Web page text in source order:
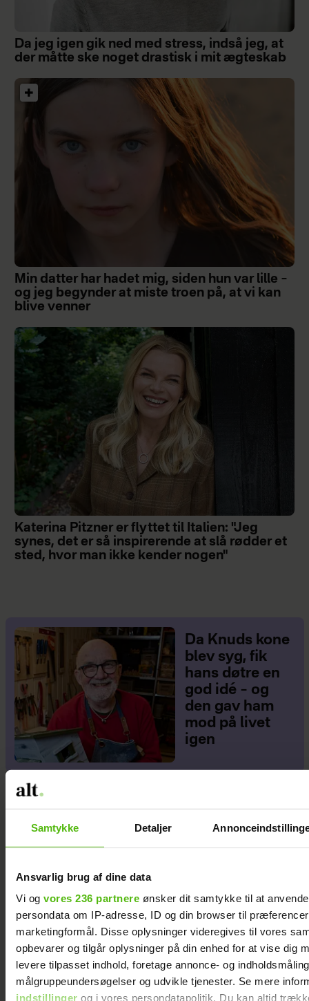
Samtykke Detaljer
Ansvarlig brug af dine data
Vi og vores 236 partnere ønsker dit samtykke til at
persondata om IP-adresse, ID og din browser til
marketingformål. Disse oplysninger videregives til vores
opbevarer og tilgår oplysninger på din enhed for at vise dig
levere tilpasset indhold, foretage annonce- og
målgruppeundersøgelser og udvikle tjenester. Se mere
indstillinger og i vores persondatapolitik. Du kan altid
Da jeg igen gik ned med stress, indså jeg, at
der måtte ske noget drastisk i mit ægteskab
Min datter har hadet mig, siden hun var lille –
og jeg begynder at miste troen på, at vi kan
blive venner
Katerina Pitzner er flyttet til Italien: "Jeg
synes, det er så inspirerende at slå rødder et
sted, hvor man ikke kender nogen"
Da Knuds kone
blev syg, fik
hans døtre en
god idé – og
den gav ham
mod på livet
igen